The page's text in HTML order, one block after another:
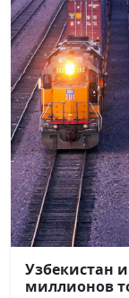
Узбекистан
миллионов